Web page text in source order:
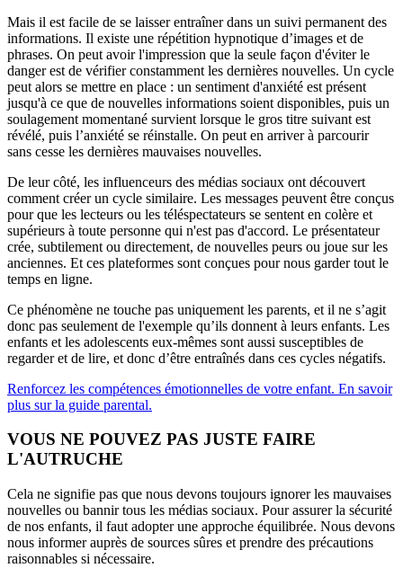
Mais il est facile de se laisser entraîner dans un suivi permanent des
informations. Il existe une répétition hypnotique d’images et de
phrases. On peut avoir l'impression que la seule façon d'éviter le
danger est de vérifier constamment les dernières nouvelles. Un cycle
peut alors se mettre en place : un sentiment d'anxiété est présent
jusqu'à ce que de nouvelles informations soient disponibles, puis un
soulagement momentané survient lorsque le gros titre suivant est
révélé, puis l’anxiété se réinstalle. On peut en arriver à parcourir
sans cesse les dernières mauvaises nouvelles.
De leur côté, les influenceurs des médias sociaux ont découvert
comment créer un cycle similaire. Les messages peuvent être conçus
pour que les lecteurs ou les téléspectateurs se sentent en colère et
supérieurs à toute personne qui n'est pas d'accord. Le présentateur
crée, subtilement ou directement, de nouvelles peurs ou joue sur les
anciennes. Et ces plateformes sont conçues pour nous garder tout le
temps en ligne.
Ce phénomène ne touche pas uniquement les parents, et il ne s’agit
donc pas seulement de l'exemple qu’ils donnent à leurs enfants. Les
enfants et les adolescents eux-mêmes sont aussi susceptibles de
regarder et de lire, et donc d’être entraînés dans ces cycles négatifs.
Renforcez les compétences émotionnelles de votre enfant. En savoir
plus sur la guide parental.
VOUS NE POUVEZ PAS JUSTE FAIRE
L'AUTRUCHE
Cela ne signifie pas que nous devons toujours ignorer les mauvaises
nouvelles ou bannir tous les médias sociaux. Pour assurer la sécurité
de nos enfants, il faut adopter une approche équilibrée. Nous devons
nous informer auprès de sources sûres et prendre des précautions
raisonnables si nécessaire.